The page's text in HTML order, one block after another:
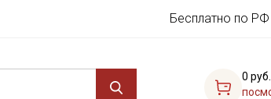
Бесплатно по РФ
0 руб.